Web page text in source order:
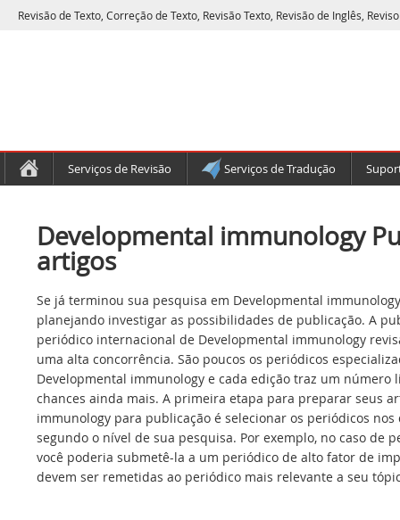
Revisão de Texto, Correção de Texto, Revisão Texto, Revisão de Inglês,
Serviços de Revisão Serviços de Tradução
Developmental immunology
artigos
Se já terminou sua pesquisa em Developmental
planejando investigar as possibilidades de publicação. A
periódico internacional de Developmental immunology
uma alta concorrência. São poucos os periódicos
Developmental immunology e cada edição traz um número
chances ainda mais. A primeira etapa para preparar seus
immunology para publicação é selecionar os periódicos nos
segundo o nível de sua pesquisa. Por exemplo, no caso de
você poderia submetê-la a um periódico de alto fator de
devem ser remetidas ao periódico mais relevante a seu